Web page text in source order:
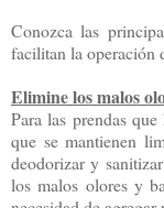
Conozca las
facilitan la operación
Elimine los malos
Para las prendas
que se mantienen
deodorizar y
los malos olores y